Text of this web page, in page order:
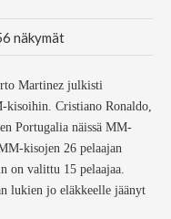
näkymät
Martinez julkisti
kisoihin. Cristiano Ronaldo,
Portugalia näissä MM-
kisojen 26 pelaajan
on valittu 15 pelaajaa.
lukien jo eläkkeelle jäänyt